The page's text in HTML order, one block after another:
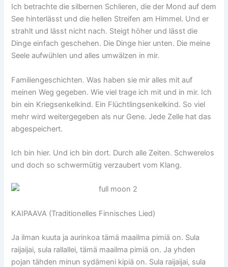
Ich betrachte die silbernen Schlieren, die der Mond auf dem
See hinterlässt und die hellen Streifen am Himmel. Und er
strahlt und lässt nicht nach. Steigt höher und lässt die
Dinge einfach geschehen. Die Dinge hier unten. Die meine
Seele aufwühlen und alles umwälzen in mir.
Familiengeschichten. Was haben sie mir alles mit auf
meinen Weg gegeben. Wie viel trage ich mit und in mir. Ich
bin ein Kriegsenkelkind. Ein Flüchtlingsenkelkind. So viel
mehr wird weitergegeben als nur Gene. Jede Zelle hat das
abgespeichert.
Ich bin hier. Und ich bin dort. Durch alle Zeiten. Schwerelos
und doch so schwermütig verzaubert vom Klang.
KAIPAAVA (Traditionelles Finnisches Lied)
Ja ilman kuuta ja aurinkoa tämä maailma pimiä on. Sula
raijaijai, sula rallallei, tämä maailma pimiä on. Ja yhden
pojan tähden minun sydämeni kipiä on. Sula raijaijai, sula